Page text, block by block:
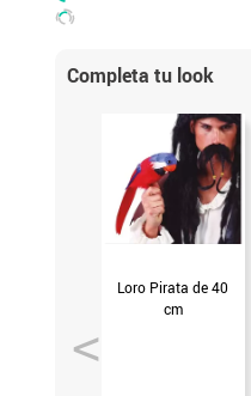
Completa tu look
Loro Pirata de 40
cm